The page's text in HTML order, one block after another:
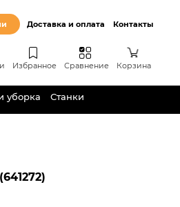
Доставка и оплата Контакты
Избранное Сравнение Корзина
уборка Станки